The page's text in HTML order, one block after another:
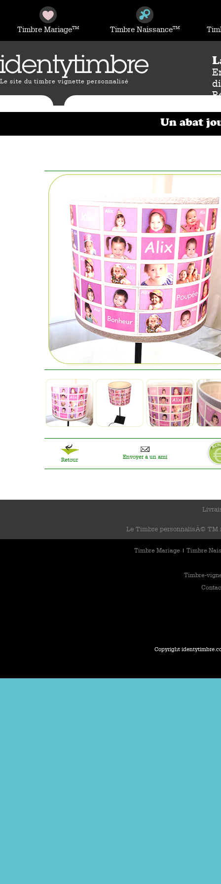
Timbre MariageTM Timbre NaissanceTM
Le site du timbre vignette personnalisé
Un abat
Retour Envoyer à un ami
Le Timbre personnalisÃ© TM
Timbre Mariage | Timbre
Timbre-
Copyright